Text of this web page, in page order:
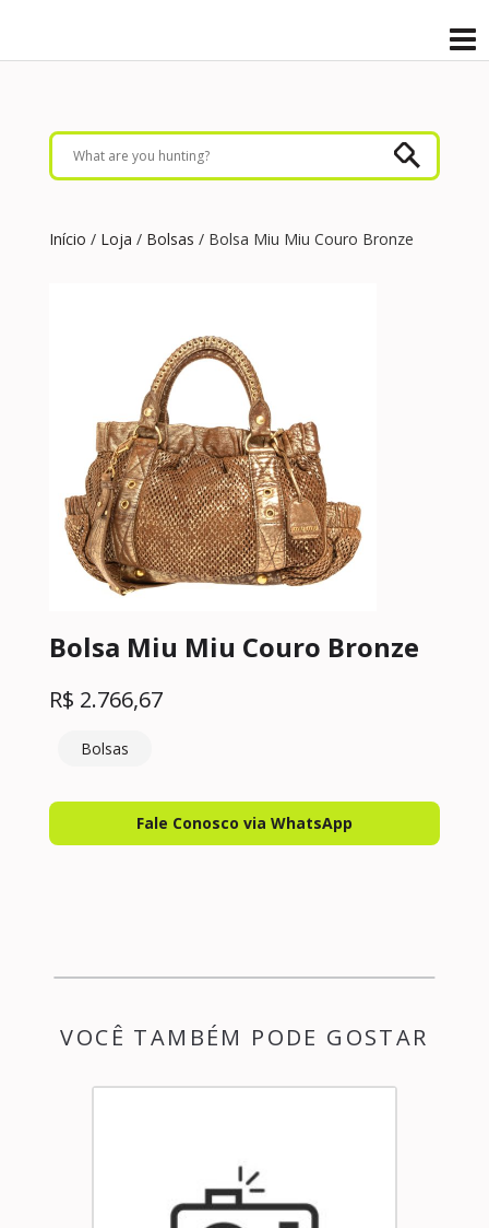
Início / Loja / Bolsas / Bolsa Miu Miu Couro Bronze
Bolsa Miu Miu Couro Bronze
R$ 2.766,67
Bolsas
Fale Conosco via WhatsApp
VOCÊ TAMBÉM PODE GOSTAR